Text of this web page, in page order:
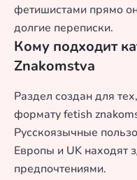
фетишистами прямо
долгие переписки.
Кому подходит
Znakomstva
Раздел создан для
формату fetish
Русскоязычные
Европы и UK находят
предпочтениями.